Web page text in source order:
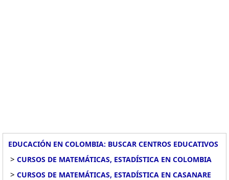
EDUCACIÓN EN COLOMBIA: BUSCAR CENTROS EDUCATIVOS
> CURSOS DE MATEMÁTICAS, ESTADÍSTICA EN COLOMBIA
> CURSOS DE MATEMÁTICAS, ESTADÍSTICA EN CASANARE